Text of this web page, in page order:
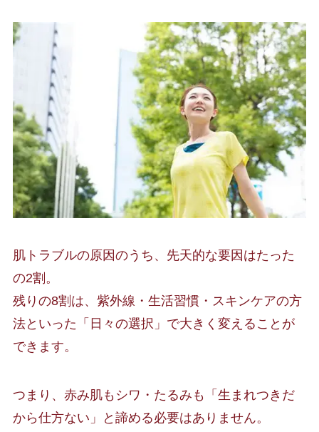
肌トラブルの原因のうち、先天的な要因はたった
の2割。
残りの8割は、紫外線・生活習慣・スキンケアの方
法といった「日々の選択」で大きく変えることが
できます。
つまり、赤み肌もシワ・たるみも「生まれつきだ
から仕方ない」と諦める必要はありません。